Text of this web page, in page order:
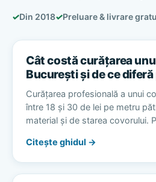
✓Din 2018✓Preluare & livrare
Cât costă curățarea
București și de ce
Curățarea profesională a unui
între 18 și 30 de lei pe metru
material și de starea covorului.
Citește ghidul →